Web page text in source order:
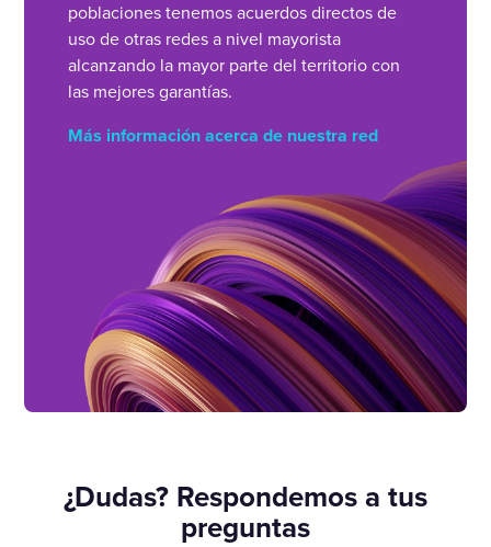
poblaciones tenemos acuerdos directos de
uso de otras redes a nivel mayorista
alcanzando la mayor parte del territorio con
las mejores garantías.
Más información acerca de nuestra red
¿Dudas? Respondemos a tus
preguntas